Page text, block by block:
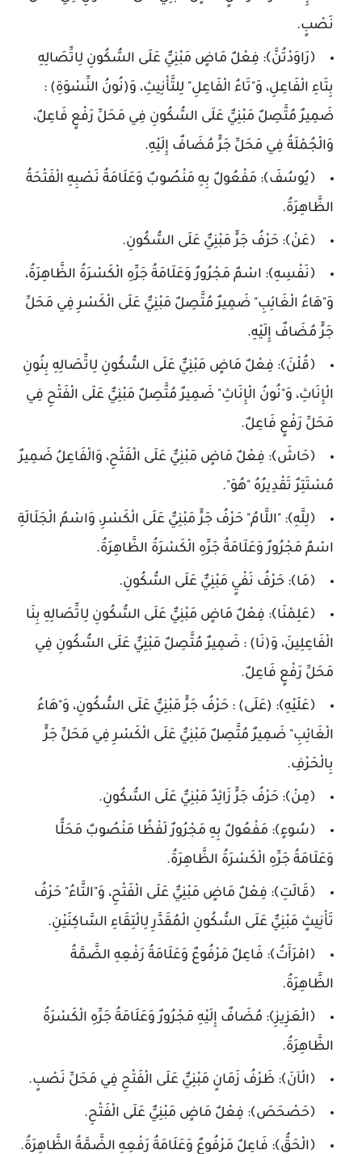
نَصْبٍ.
﴿رَاوَدْتُنَّ﴾: فِعْلٌ مَاضٍ مَبْنِيٌّ عَلَى السُّكُونِ لِاتِّصَالِهِ
بِتَاءِ الْفَاعِلِ، وَ"تَاءُ الْفَاعِلِ" لِلتَّأْنِيثِ، وَ(نُونُ النِّسْوَةِ) :
ضَمِيرٌ مُتَّصِلٌ مَبْنِيٌّ عَلَى السُّكُونِ فِي مَحَلِّ رَفْعٍ فَاعِلٌ،
وَالْجُمْلَةُ فِي مَحَلِّ جَرٍّ مُضَافٌ إِلَيْهِ.
﴿يُوسُفَ﴾: مَفْعُولٌ بِهِ مَنْصُوبٌ وَعَلَامَةُ نَصْبِهِ الْفَتْحَةُ
الظَّاهِرَةُ.
﴿عَنْ﴾: حَرْفُ جَرٍّ مَبْنِيٌّ عَلَى السُّكُونِ.
﴿نَفْسِهِ﴾: اسْمٌ مَجْرُورٌ وَعَلَامَةُ جَرِّهِ الْكَسْرَةُ الظَّاهِرَةُ،
وَ"هَاءُ الْغَائِبِ" ضَمِيرٌ مُتَّصِلٌ مَبْنِيٌّ عَلَى الْكَسْرِ فِي مَحَلِّ
جَرٍّ مُضَافٌ إِلَيْهِ.
﴿قُلْنَ﴾: فِعْلٌ مَاضٍ مَبْنِيٌّ عَلَى السُّكُونِ لِاتِّصَالِهِ بِنُونِ
الْإِنَاثِ، وَ"نُونُ الْإِنَاثِ" ضَمِيرٌ مُتَّصِلٌ مَبْنِيٌّ عَلَى الْفَتْحِ فِي
مَحَلِّ رَفْعٍ فَاعِلٌ.
﴿حَاشَ﴾: فِعْلٌ مَاضٍ مَبْنِيٌّ عَلَى الْفَتْحِ، وَالْفَاعِلُ ضَمِيرٌ
مُسْتَتِرٌ تَقْدِيرُهُ "هُوَ".
﴿لِلَّهِ﴾: "اللَّامُ" حَرْفُ جَرٍّ مَبْنِيٌّ عَلَى الْكَسْرِ، وَاسْمُ الْجَلَالَةِ
اسْمٌ مَجْرُورٌ وَعَلَامَةُ جَرِّهِ الْكَسْرَةُ الظَّاهِرَةُ.
﴿مَا﴾: حَرْفُ نَفْيٍ مَبْنِيٌّ عَلَى السُّكُونِ.
﴿عَلِمْنَا﴾: فِعْلٌ مَاضٍ مَبْنِيٌّ عَلَى السُّكُونِ لِاتِّصَالِهِ بِنَا
الْفَاعِلِينَ، وَ(نَا) : ضَمِيرٌ مُتَّصِلٌ مَبْنِيٌّ عَلَى السُّكُونِ فِي
مَحَلِّ رَفْعٍ فَاعِلٌ.
﴿عَلَيْهِ﴾: (عَلَى) : حَرْفُ جَرٍّ مَبْنِيٌّ عَلَى السُّكُونِ، وَ"هَاءُ
الْغَائِبِ" ضَمِيرٌ مُتَّصِلٌ مَبْنِيٌّ عَلَى الْكَسْرِ فِي مَحَلِّ جَرٍّ
بِالْحَرْفِ.
﴿مِنْ﴾: حَرْفُ جَرٍّ زَائِدٌ مَبْنِيٌّ عَلَى السُّكُونِ.
﴿سُوءٍ﴾: مَفْعُولٌ بِهِ مَجْرُورٌ لَفْظًا مَنْصُوبٌ مَحَلًّا
وَعَلَامَةُ جَرِّهِ الْكَسْرَةُ الظَّاهِرَةُ.
﴿قَالَتِ﴾: فِعْلٌ مَاضٍ مَبْنِيٌّ عَلَى الْفَتْحِ، وَ"التَّاءُ" حَرْفُ
تَأْنِيثٍ مَبْنِيٌّ عَلَى السُّكُونِ الْمُقَدَّرِ لِالْتِقَاءِ السَّاكِنَيْنِ.
﴿امْرَأَتُ﴾: فَاعِلٌ مَرْفُوعٌ وَعَلَامَةُ رَفْعِهِ الضَّمَّةُ
الظَّاهِرَةُ.
﴿الْعَزِيزِ﴾: مُضَافٌ إِلَيْهِ مَجْرُورٌ وَعَلَامَةُ جَرِّهِ الْكَسْرَةُ
الظَّاهِرَةُ.
﴿الْآنَ﴾: ظَرْفُ زَمَانٍ مَبْنِيٌّ عَلَى الْفَتْحِ فِي مَحَلِّ نَصْبٍ.
﴿حَصْحَصَ﴾: فِعْلٌ مَاضٍ مَبْنِيٌّ عَلَى الْفَتْحِ.
﴿الْحَقُّ﴾: فَاعِلٌ مَرْفُوعٌ وَعَلَامَةُ رَفْعِهِ الضَّمَّةُ الظَّاهِرَةُ.